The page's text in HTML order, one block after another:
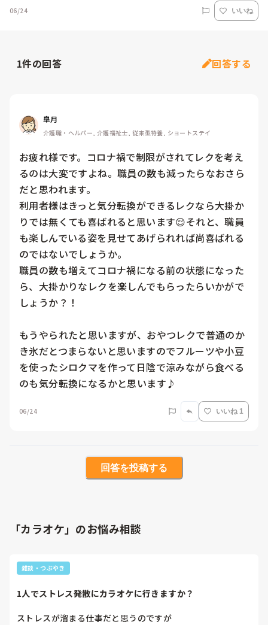
06/24 いいね
1件の回答 回答する
皐月
介護職・ヘルパー, 介護福祉士, 従来型特養, ショートステイ
お疲れ様です。コロナ禍で制限がされてレクを考え
るのは大変ですよね。職員の数も減ったらなおさら
だと思われます。
利用者様はきっと気分転換ができるレクなら大掛か
りでは無くても喜ばれると思います😌それと、職員
も楽しんでいる姿を見せてあげられれば尚喜ばれる
のではないでしょうか。
職員の数も増えてコロナ禍になる前の状態になった
ら、大掛かりなレクを楽しんでもらったらいかがで
しょうか？！
もうやられたと思いますが、おやつレクで普通のか
き氷だとつまらないと思いますのでフルーツや小豆
を使ったシロクマを作って日陰で涼みながら食べる
のも気分転換になるかと思います♪
06/24 いいね 1
回答を投稿する
「カラオケ」のお悩み相談
雑談・つぶやき
1人でストレス発散にカラオケに行きますか？
ストレスが溜まる仕事だと思うのですが